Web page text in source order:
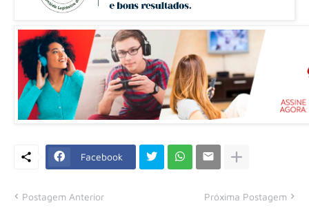
Facebook
Postagem Anterior Próxima Postagem